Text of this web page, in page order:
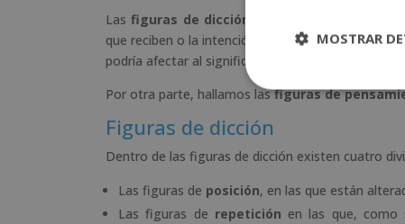
Lasfiguras de dicción
que reciben o la intención fonética suelen ser lo
podría afectar al significado de las mismas.
Por otra parte, hallamos lasfiguras de
Figuras de dicción
Dentro de las figuras de dicción existen cuatro
Las figuras de posición, en las que están
Las figuras de repetición en las que,
MOSTRAR